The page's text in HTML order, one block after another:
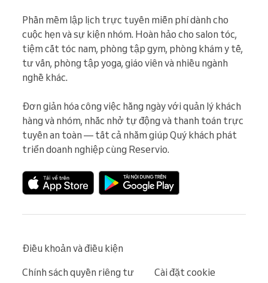
Phần mềm lập lịch trực tuyến miễn phí dành cho
cuộc hẹn và sự kiện nhóm. Hoàn hảo cho salon tóc,
tiệm cắt tóc nam, phòng tập gym, phòng khám y tế,
tư vấn, phòng tập yoga, giáo viên và nhiều ngành
nghề khác.
Đơn giản hóa công việc hằng ngày với quản lý khách
hàng và nhóm, nhắc nhở tự động và thanh toán trực
tuyến an toàn — tất cả nhằm giúp Quý khách phát
triển doanh nghiệp cùng Reservio.
Điều khoản và điều kiện
Chính sách quyền riêng tư
Cài đặt cookie